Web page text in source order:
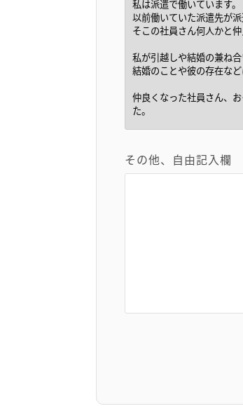
その他、自由記入欄